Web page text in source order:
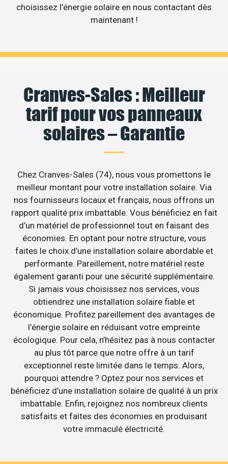
choisissez l’énergie solaire en nous contactant dès
maintenant !
Cranves-Sales : Meilleur
tarif pour vos panneaux
solaires – Garantie
Chez Cranves-Sales (74), nous vous promettons le
meilleur montant pour votre installation solaire. Via
nos fournisseurs locaux et français, nous offrons un
rapport qualité prix imbattable. Vous bénéficiez en fait
d’un matériel de professionnel tout en faisant des
économies. En optant pour notre structure, vous
faites le choix d’une installation solaire abordable et
performante. Pareillement, notre matériel reste
également garanti pour une sécurité supplémentaire.
Si jamais vous choisissez nos services, vous
obtiendrez une installation solaire fiable et
économique. Profitez pareillement des avantages de
l’énergie solaire en réduisant votre empreinte
écologique. Pour cela, n’hésitez pas à nous contacter
au plus tôt parce que notre offre à un tarif
exceptionnel reste limitée dans le temps. Alors,
pourquoi attendre ? Optez pour nos services et
bénéficiez d’une installation solaire de qualité à un prix
imbattable. Enfin, rejoignez nos nombreux clients
satisfaits et faites des économies en produisant
votre immaculé électricité.